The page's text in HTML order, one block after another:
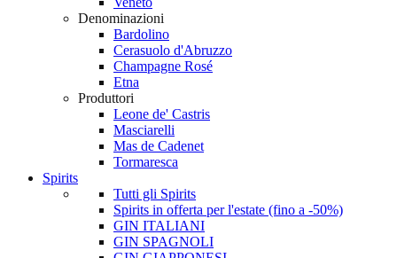
Denominazioni
Bardolino
Cerasuolo d'Abruzzo
Champagne Rosé
Etna
Produttori
Leone de' Castris
Masciarelli
Mas de Cadenet
Tormaresca
Spirits
Tutti gli Spirits
Spirits in offerta per l'estate (fino a -50%)
GIN ITALIANI
GIN SPAGNOLI